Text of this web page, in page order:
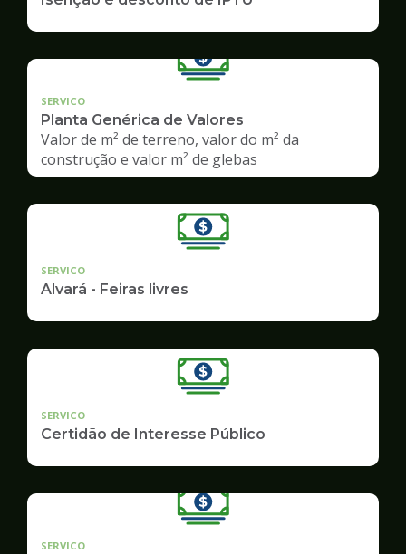
SERVICO
Planta Genérica de Valores
Valor de m² de terreno, valor do m² da
construção e valor m² de glebas
SERVICO
Alvará - Feiras livres
SERVICO
Certidão de Interesse Público
SERVICO